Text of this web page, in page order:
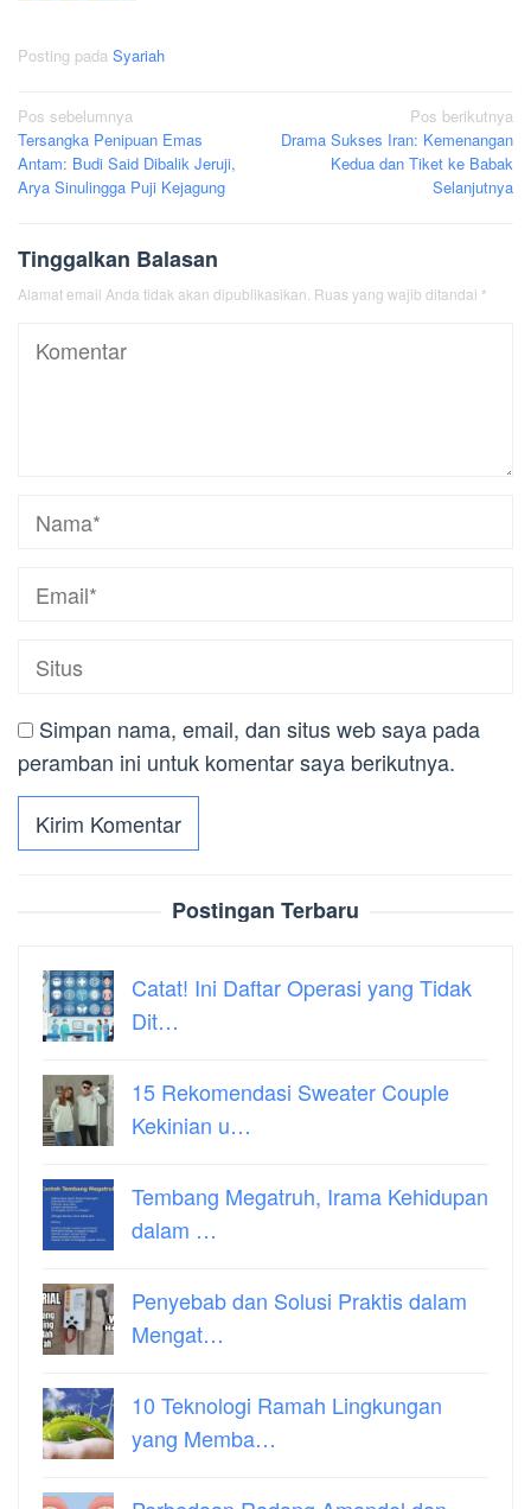
Posting pada Syariah
Navigasi
pos
Pos sebelumnya
Tersangka Penipuan Emas
Antam: Budi Said Dibalik Jeruji,
Arya Sinulingga Puji Kejagung
Pos berikutnya
Drama Sukses Iran: Kemenangan
Kedua dan Tiket ke Babak
Selanjutnya
Tinggalkan Balasan
Alamat email Anda tidak akan dipublikasikan. Ruas yang wajib ditandai *
Simpan nama, email, dan situs web saya pada
peramban ini untuk komentar saya berikutnya.
Postingan Terbaru
Catat! Ini Daftar Operasi yang Tidak
Dit…
15 Rekomendasi Sweater Couple
Kekinian u…
Tembang Megatruh, Irama Kehidupan
dalam …
Penyebab dan Solusi Praktis dalam
Mengat…
10 Teknologi Ramah Lingkungan
yang Memba…